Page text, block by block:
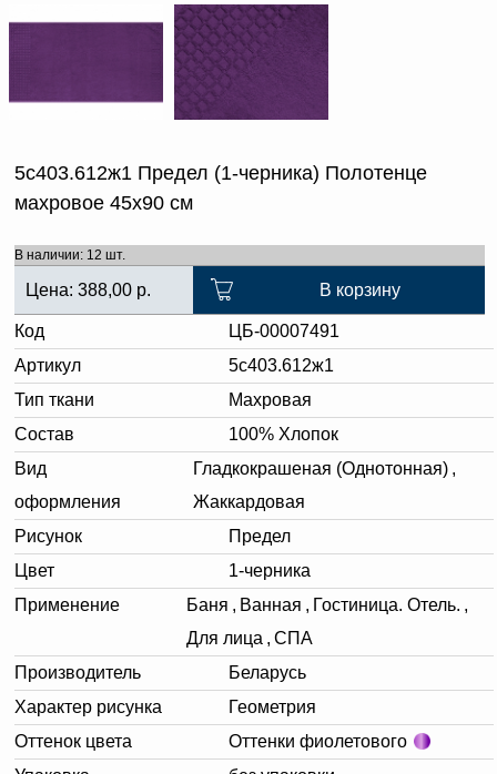
5с403.612ж1 Предел (1-черника) Полотенце
махровое 45х90 см
В наличии: 12 шт.
Цена: 388,00 р. В корзину
Код
ЦБ-00007491
Артикул
5с403.612ж1
Тип ткани
Махровая
Состав
100% Хлопок
Вид
оформления
Гладкокрашеная (Однотонная) ,
Жаккардовая
Рисунок
Предел
Цвет
1-черника
Применение
Баня , Ванная , Гостиница. Отель. ,
Для лица , СПА
Производитель
Беларусь
Характер рисунка
Геометрия
Оттенок цвета
Оттенки фиолетового